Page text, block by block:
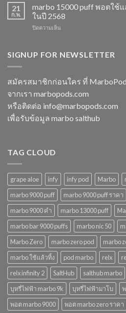
นิยม
สำหรับ
ที่
ไม่
พลาด
switch
พอต
ใช้
หลาก
เลือก
ตอบ
โจทย์
ในปี
2568
21
ก.พ.
marbo 15000 puff พอตใช้
ในปี 2568
ปิดความเห็น
puff
แล้ว
ทิ้ง
บุหรี่
ยอด
นิยม
SIGNUP FOR NEWSLETTER
สมัครสมาชิกก่อนใคร ที่
จากเรา marbopods.com
หรือติดต่อ info@marbopods.com
เพื่อรับข้อมูล marbo salthub
TAG CLOUD
grape aloe infy infy pod Marbo
marbo 9000 puff
marbo 9000 puff ราคา
marbo 9000 คํา
marbo 13000 puff
marbo bar 9000 puffs
marbo nic 50
Marbo Zero
marbo zero pod marbo
marbo ใช้แล้วทิ้ง
pod marbo relx
relx infinity 2
SaltHub salthub marbo
บุหรี่ไฟฟ้า marbo 9k
บุหรี่ไฟฟ้ามาโบ
พอต marbo 9000
พอต marbo zero ราคา